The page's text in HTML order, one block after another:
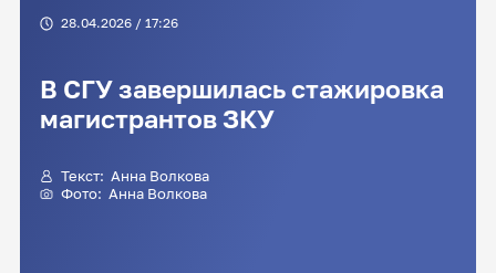
28.04.2026 / 17:26
В СГУ завершилась стажировка
магистрантов ЗКУ
Текст: Анна Волкова
Фото: Анна Волкова